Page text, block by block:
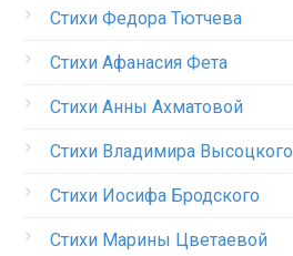
Стихи Федора Тютчева
Стихи Афанасия Фета
Стихи Анны Ахматовой
Стихи Владимира Высоцкого
Стихи Иосифа Бродского
Стихи Марины Цветаевой